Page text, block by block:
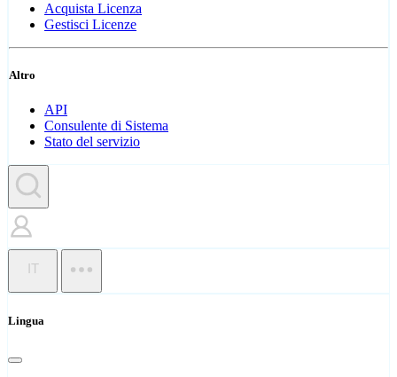
Acquista Licenza
Gestisci Licenze
Altro
API
Consulente di Sistema
Stato del servizio
IT
Lingua